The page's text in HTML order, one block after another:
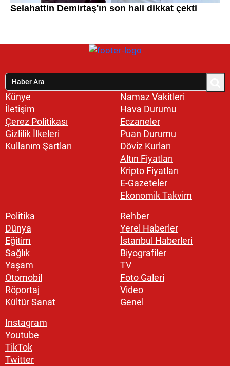
Künye
İletişim
Çerez Politikası
Gizlilik İlkeleri
Kullanım Şartları
Namaz Vakitleri
Hava Durumu
Eczaneler
Puan Durumu
Döviz Kurları
Altın Fiyatları
Kripto Fiyatları
E-Gazeteler
Ekonomik Takvim
Politika
Dünya
Eğitim
Sağlık
Yaşam
Otomobil
Röportaj
Kültür Sanat
Rehber
Yerel Haberler
İstanbul Haberleri
Biyografiler
TV
Foto Galeri
Video
Genel
Instagram
Youtube
TikTok
Twitter